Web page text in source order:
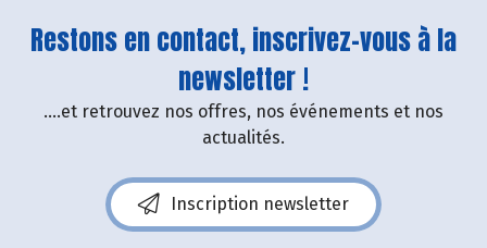
Restons en contact, inscrivez-vous à la
newsletter !
....et retrouvez nos offres, nos événements et nos
actualités.
Inscription newsletter